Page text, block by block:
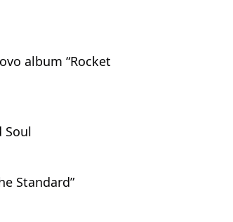
album “Rocket
Soul
Standard”